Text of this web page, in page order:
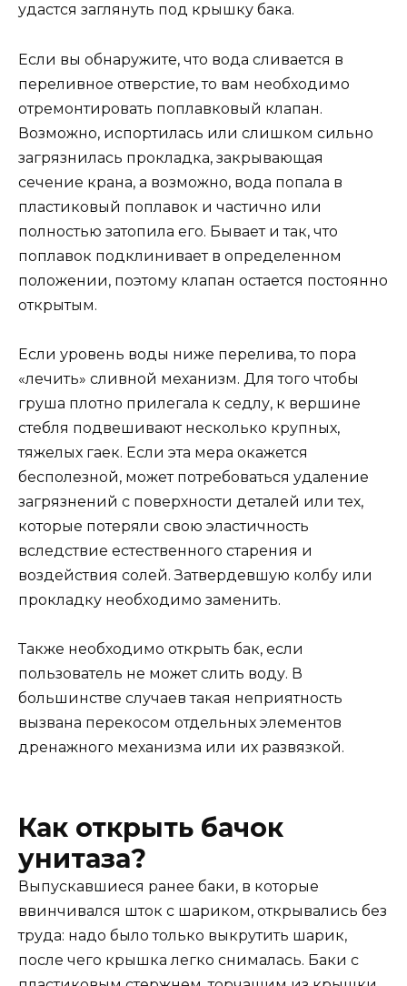
удастся заглянуть под крышку бака.
Если вы обнаружите, что вода сливается в
переливное отверстие, то вам необходимо
отремонтировать поплавковый клапан.
Возможно, испортилась или слишком сильно
загрязнилась прокладка, закрывающая
сечение крана, а возможно, вода попала в
пластиковый поплавок и частично или
полностью затопила его. Бывает и так, что
поплавок подклинивает в определенном
положении, поэтому клапан остается постоянно
открытым.
Если уровень воды ниже перелива, то пора
«лечить» сливной механизм. Для того чтобы
груша плотно прилегала к седлу, к вершине
стебля подвешивают несколько крупных,
тяжелых гаек. Если эта мера окажется
бесполезной, может потребоваться удаление
загрязнений с поверхности деталей или тех,
которые потеряли свою эластичность
вследствие естественного старения и
воздействия солей. Затвердевшую колбу или
прокладку необходимо заменить.
Также необходимо открыть бак, если
пользователь не может слить воду. В
большинстве случаев такая неприятность
вызвана перекосом отдельных элементов
дренажного механизма или их развязкой.
Как открыть бачок
унитаза?
Выпускавшиеся ранее баки, в которые
ввинчивался шток с шариком, открывались без
труда: надо было только выкрутить шарик,
после чего крышка легко снималась. Баки с